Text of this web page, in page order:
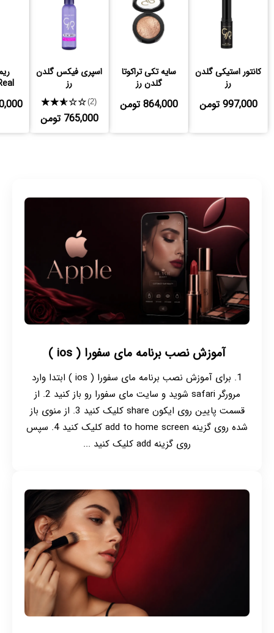
کانتور استیکی گلدن
رز
997,000 تومن
سایه تکی تراکوتا
گلدن رز
864,000 تومن
اسپری فیکس گلدن
رز
★★★★★(2)
765,000 تومن
آموزش نصب برنامه مای سفورا ( ios )
1. برای آموزش نصب برنامه مای سفورا ( ios ) ابتدا وارد
مرورگر safari شوید و سایت مای سفورا رو باز کنید 2. از
قسمت پایین روی ایکون share کلیک کنید 3. از منوی باز
شده روی گزینه add to home screen کلیک کنید 4. سپس
روی گزینه add کلیک کنید ...